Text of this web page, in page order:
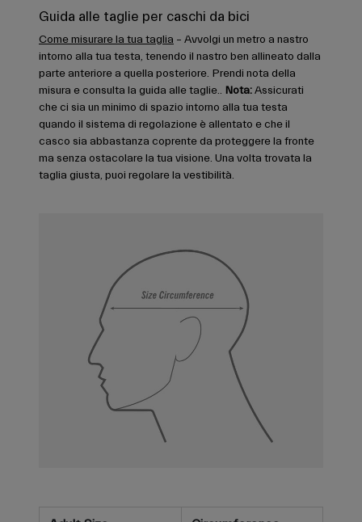
Guida alle taglie per caschi da bici
Come misurare la tua taglia – Avvolgi un metro a nastro
intorno alla tua testa, tenendo il nastro ben allineato dalla
parte anteriore a quella posteriore. Prendi nota della
misura e consulta la guida alle taglie.. Nota:Assicurati
che ci sia un minimo di spazio intorno alla tua testa
quando il sistema di regolazione è allentato e che il
casco sia abbastanza coprente da proteggere la fronte
ma senza ostacolare la tua visione. Una volta trovata la
taglia giusta, puoi regolare la vestibilità.